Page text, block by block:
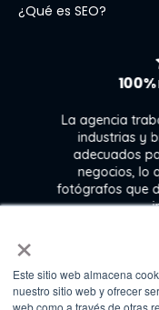
×
Este sitio web almacena
nuestro sitio web y ofrecer
web como a través de otras
¿Qué es SEO?
La agencia
industrias y
adecuados
negocios, lo
fotógrafos que
Marketing &